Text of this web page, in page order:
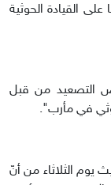
القيادة الحوثية
التصعيد من قبل
في مأرب".
يوم الثلاثاء من أنّ